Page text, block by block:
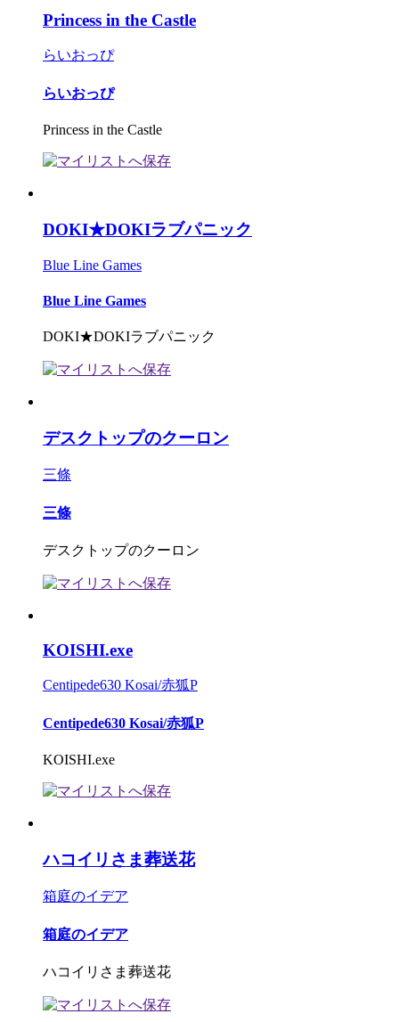
Princess in the Castle
らいおっぴ
らいおっぴ
Princess in the Castle
DOKI★DOKIラブパニック
Blue Line Games
Blue Line Games
DOKI★DOKIラブパニック
デスクトップのクーロン
三條
三條
デスクトップのクーロン
KOISHI.exe
Centipede630 Kosai/赤狐P
Centipede630 Kosai/赤狐P
KOISHI.exe
ハコイリさま葬送花
箱庭のイデア
箱庭のイデア
ハコイリさま葬送花